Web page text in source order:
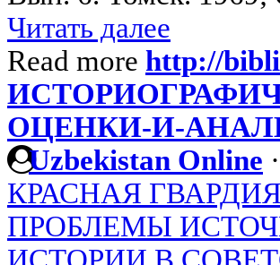
Читать далее
Read more http://
ОЦЕНКИ-И-
Uzbekistan Online ·
КРАСНАЯ
ПРОБЛЕМЫ